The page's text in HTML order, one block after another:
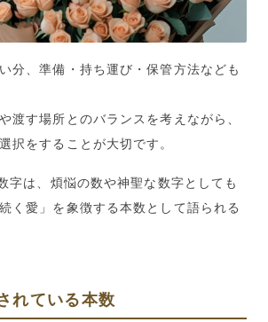
分、準備・持ち運び・保管方法なども
渡す場所とのバランスを考えながら、
択をすることが大切です。
字は、煩悩の数や神聖な数字としても
く愛」を象徴する本数として語られる
れている本数